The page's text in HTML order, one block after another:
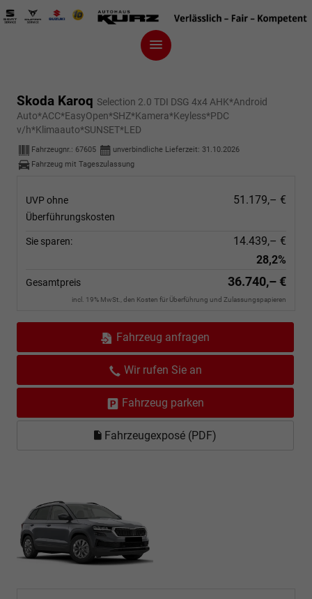
Skoda Karoq Selection 2.0 TDI DSG 4x4 AHK*Android
Auto*ACC*EasyOpen*SHZ*Kamera*Keyless*PDC
v/h*Klimaauto*SUNSET*LED
Fahrzeugnr.: 67605 unverbindliche Lieferzeit: 31.10.2026
Fahrzeug mit Tageszulassung
UVP ohne
Überführungskosten
51.179,– €
Sie sparen:
14.439,– €
28,2%
Gesamtpreis 36.740,– €
incl. 19% MwSt., den Kosten für Überführung und Zulassungspapieren
Fahrzeug anfragen
Wir rufen Sie an
Fahrzeug parken
Fahrzeugexposé (PDF)